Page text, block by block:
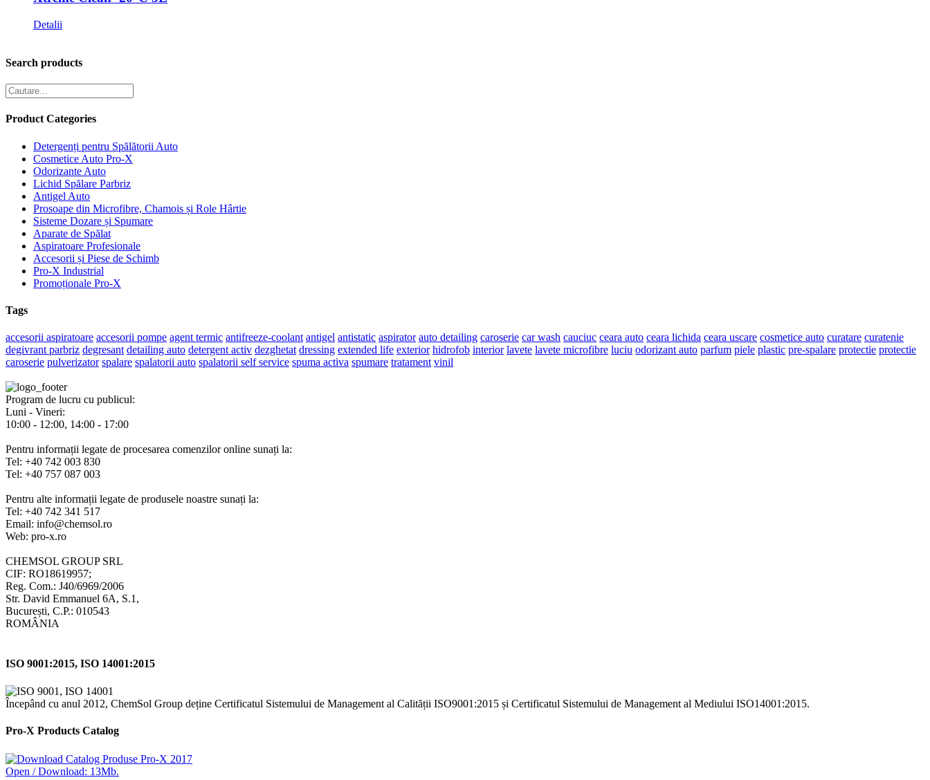
Detalii
Search products
Product Categories
Detergenți pentru Spălătorii Auto
Cosmetice Auto Pro-X
Odorizante Auto
Lichid Spălare Parbriz
Antigel Auto
Prosoape din Microfibre, Chamois și Role Hârtie
Sisteme Dozare și Spumare
Aparate de Spălat
Aspiratoare Profesionale
Accesorii și Piese de Schimb
Pro-X Industrial
Promoționale Pro-X
Tags
accesorii aspiratoare accesorii pompe agent termic antifreeze-coolant antigel antistatic aspirator auto detailing caroserie car wash cauciuc ceara auto ceara lichida ceara uscare cosmetice auto curatare curatenie
degivrant parbriz degresant detailing auto detergent activ dezghetat dressing extended life exterior hidrofob interior lavete lavete microfibre luciu odorizant auto parfum piele plastic pre-spalare protectie protectie
caroserie pulverizator spalare spalatorii auto spalatorii self service spuma activa spumare tratament vinil
Program de lucru cu publicul:
Luni - Vineri:
10:00 - 12:00, 14:00 - 17:00
Pentru informații legate de procesarea comenzilor online sunați la:
Tel: +40 742 003 830
Tel: +40 757 087 003
Pentru alte informații legate de produsele noastre sunați la:
Tel: +40 742 341 517
Email: info@chemsol.ro
Web: pro-x.ro
CHEMSOL GROUP SRL
CIF: RO18619957;
Reg. Com.: J40/6969/2006
Str. David Emmanuel 6A, S.1,
București, C.P.: 010543
ROMÂNIA
ISO 9001:2015, ISO 14001:2015
Începând cu anul 2012, ChemSol Group deține Certificatul Sistemului de Management al Calității ISO9001:2015 și Certificatul Sistemului de Management al Mediului ISO14001:2015.
Pro-X Products Catalog
Open / Download: 13Mb.